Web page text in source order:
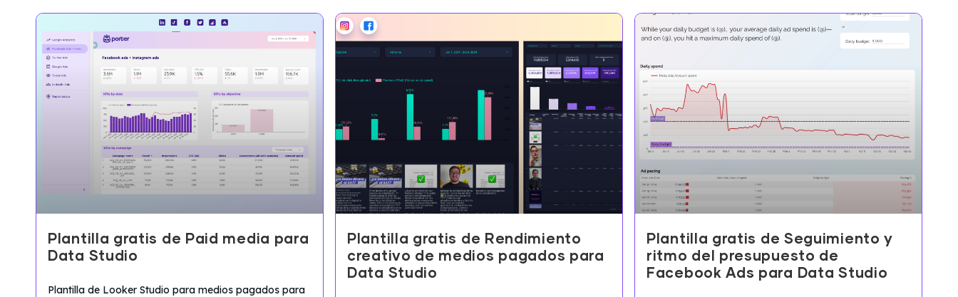
Plantilla gratis de Paid media para
Data Studio
Plantilla de Looker Studio para medios pagados para
Plantilla gratis de Rendimiento
creativo de medios pagados para
Data Studio
Plantilla gratis de Seguimiento y
ritmo del presupuesto de
Facebook Ads para Data Studio